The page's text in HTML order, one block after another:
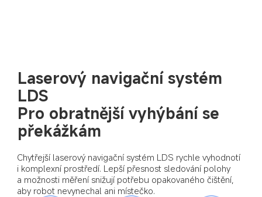
Laserový navigační systém
LDS
Pro obratnější vyhýbání se
překážkám
Chytřejší laserový navigační systém LDS rychle vyhodnotí
i komplexní prostředí. Lepší přesnost sledování polohy
a možnosti měření snižují potřebu opakovaného čištění,
aby robot nevynechal ani místečko.